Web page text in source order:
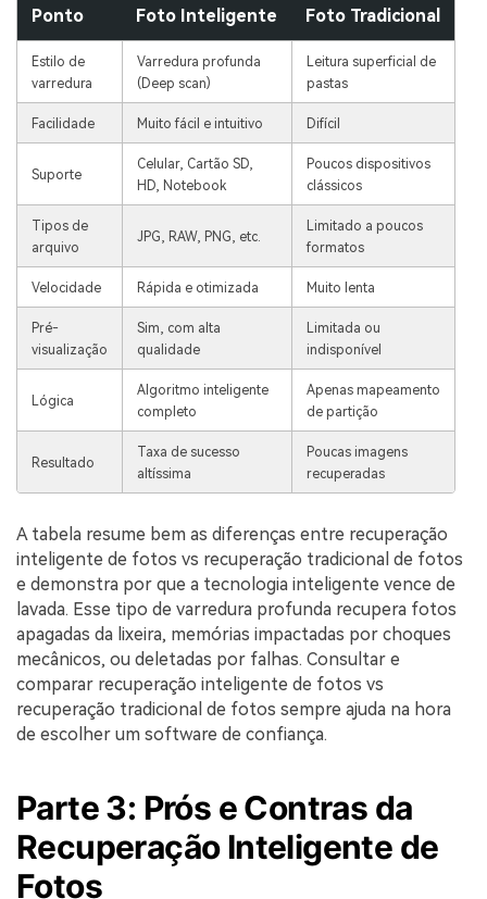
Ponto Foto Inteligente Foto Tradicional
Estilo de
varredura
Varredura profunda
(Deep scan)
Leitura superficial de
pastas
Facilidade Muito fácil e intuitivo Difícil
Suporte
Celular, Cartão SD,
HD, Notebook
Poucos dispositivos
clássicos
Tipos de
arquivo
JPG, RAW, PNG, etc.
Limitado a poucos
formatos
Velocidade Rápida e otimizada Muito lenta
Pré-
visualização
Sim, com alta
qualidade
Limitada ou
indisponível
Lógica
Algoritmo inteligente
completo
Apenas mapeamento
de partição
Resultado
Taxa de sucesso
altíssima
Poucas imagens
recuperadas
A tabela resume bem as diferenças entre recuperação
inteligente de fotos vs recuperação tradicional de fotos
e demonstra por que a tecnologia inteligente vence de
lavada. Esse tipo de varredura profunda recupera fotos
apagadas da lixeira, memórias impactadas por choques
mecânicos, ou deletadas por falhas. Consultar e
comparar recuperação inteligente de fotos vs
recuperação tradicional de fotos sempre ajuda na hora
de escolher um software de confiança.
Parte 3: Prós e Contras da
Recuperação Inteligente de
Fotos